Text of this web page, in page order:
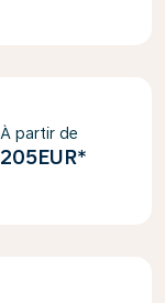
À partir de
205EUR*